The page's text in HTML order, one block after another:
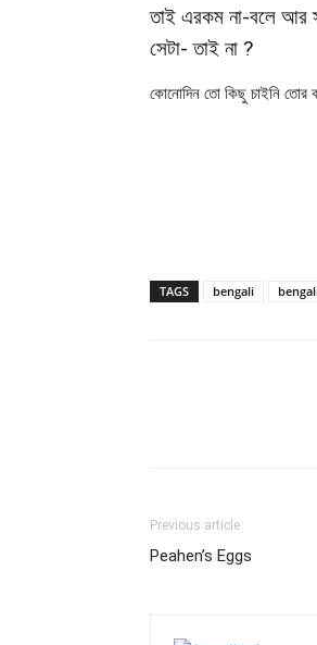
তাই এরকম না-বলে আর
সেটা- তাই না ?
কোনোদিন তো কিছু চাইনি
TAGS bengali
Previous article
Peahen’s Eggs